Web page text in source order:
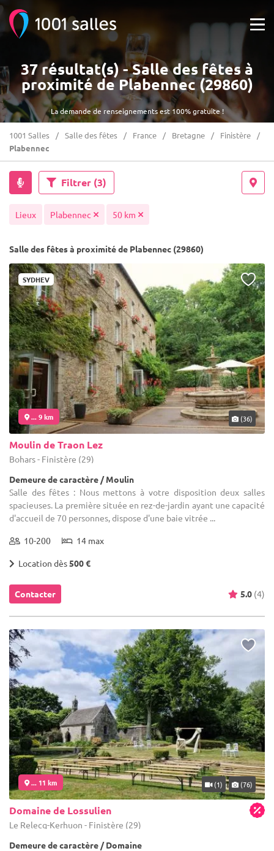
La demande de renseignements est 100% gratuite !
37 résultat(s) - Salle des fêtes à
proximité de Plabennec (29860)
1001 Salles Salle des fêtes France Bretagne
Finistère
Plabennec
Filtrer (3)
Lieux Plabennec 50 km
Salle des fêtes à proximité de Plabennec (29860)
SYDHEV
... 9 km (36)
Moulin de Traon Lez
Bohars - Finistère (29)
Demeure de caractère / Moulin
Salle des fêtes : Nous mettons à votre disposition deux salles
spacieuses. La première située en rez-de-jardin ayant une capacité
d'accueil de 70 personnes, dispose d'une baie vitrée ...
10-200 14 max
Location dès500 €
Contacter 5.0 (4)
... 11 km (1) (76)
Domaine de Lossulien
Le Relecq-Kerhuon - Finistère (29)
Demeure de caractère / Domaine